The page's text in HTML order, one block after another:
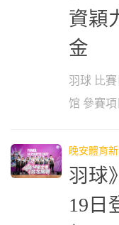
資穎
金
羽球 比
馆 參賽
晚安體育
羽球
19日